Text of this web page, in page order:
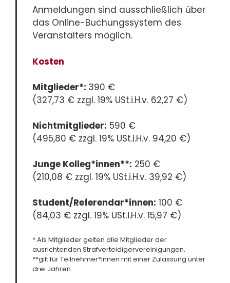
Anmeldungen sind ausschließlich über
das Online-Buchungssystem des
Veranstalters möglich.
Kosten
Mitglieder*: 390 €
(327,73 € zzgl. 19% USt.i.H.v. 62,27 €)
Nichtmitglieder: 590 €
(495,80 € zzgl. 19% USt.i.H.v. 94,20 €)
Junge Kolleg*innen**: 250 €
(210,08 € zzgl. 19% USt.i.H.v. 39,92 €)
Student/Referendar*innen: 100 €
(84,03 € zzgl. 19% USt.i.H.v. 15,97 €)
* Als Mitglieder gelten alle Mitglieder der
ausrichtenden Strafverteidigervereinigungen.
**gilt für Teilnehmer*innen mit einer Zulassung unter
drei Jahren.